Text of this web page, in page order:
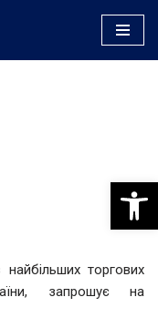
торгових
запрошує на